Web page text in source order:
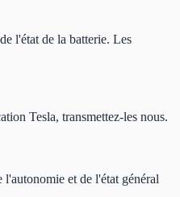
l'état de la batterie. Les
Tesla, transmettez-les nous.
et de l'état général